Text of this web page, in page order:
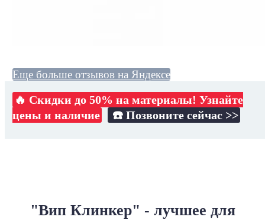
Еще больше отзывов на Яндексе
🔥 Скидки до 50% на материалы! Узнайте
цены и наличие
☎️ Позвоните сейчас >>
"Вип Клинкер" - лучшее для